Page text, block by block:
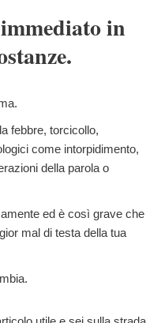
in
febbre, torcicollo,
come intorpidimento,
della parola o
ed è così grave che
mal di testa della tua